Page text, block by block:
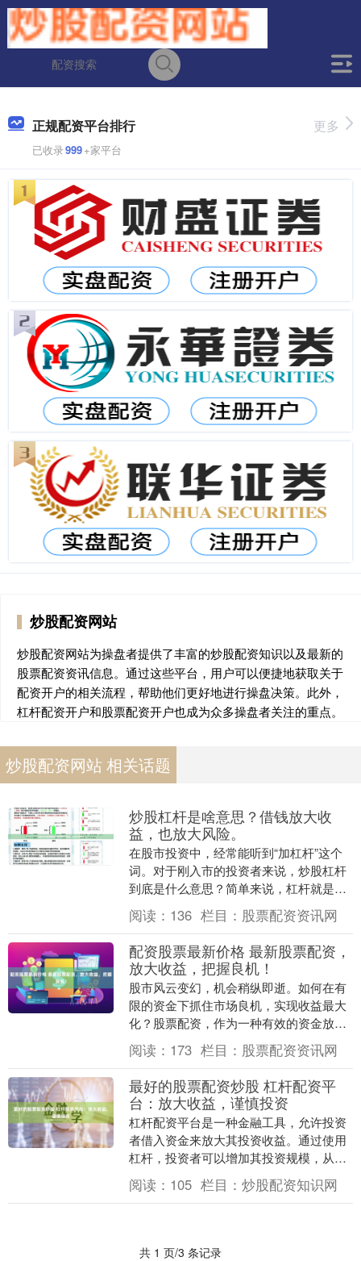
正规配资平台排行
已收录999+家平台
更多
炒股配资网站
炒股配资网站为操盘者提供了丰富的炒股配资知识以及最新的
股票配资资讯信息。通过这些平台，用户可以便捷地获取关于
配资开户的相关流程，帮助他们更好地进行操盘决策。此外，
杠杆配资开户和股票配资开户也成为众多操盘者关注的重点。
炒股配资网站 相关话题
炒股杠杆是啥意思？借钱放大收
益，也放大风险。
在股市投资中，经常能听到“加杠杆”这个
词。对于刚入市的投资者来说，炒股杠杆
到底是什么意思？简单来说，杠杆就是借
钱炒股，用别人的钱来放大自己的投资收
益杠杆配资开户....
阅读： 136 栏目： 股票配资资讯网
配资股票最新价格 最新股票配资，
放大收益，把握良机！
股市风云变幻，机会稍纵即逝。如何在有
限的资金下抓住市场良机，实现收益最大
化？股票配资，作为一种有效的资金放大
工具，正受到越来越多投资者的关注。最
新股票配资模式，....
阅读： 173 栏目： 股票配资资讯网
最好的股票配资炒股 杠杆配资平
台：放大收益，谨慎投资
杠杆配资平台是一种金融工具，允许投资
者借入资金来放大其投资收益。通过使用
杠杆，投资者可以增加其投资规模，从而
获得更高的潜在回报。 2. 配资门槛较低：
与传统金融....
阅读： 105 栏目： 炒股配资知识网
共 1 页/3 条记录